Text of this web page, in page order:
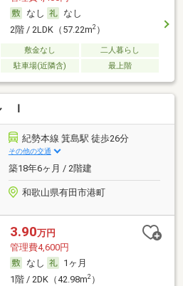
なし
なし
2階 / 2LDK（57.22m2）
敷金なし
二人暮らし
駐車場(近隣含) 最上階
Ｉ
紀勢本線 箕島駅 徒歩26分
その他の交通
築18年6ヶ月 / 2階建
和歌山県有田市港町
3.90万円
管理費4,600円
なし
1ヶ月
1階 / 2DK（42.98m2）